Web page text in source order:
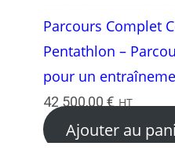
Parcours Complet
Pentathlon –
pour un
42 500,00 € HT
Ajouter au